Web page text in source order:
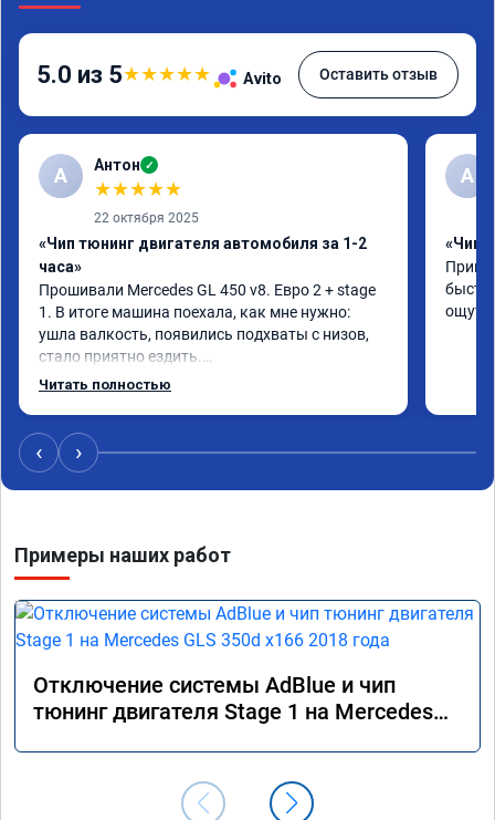
5.0 из 5★★★★★ Avito Оставить отзыв
А Антон ✓
★★★★★
22 октября 2025
«Чип тюнинг двигателя автомобиля за 1-2
часа»
Прошивали Mercedes GL 450 v8. Евро 2 + stage
1. В итоге машина поехала, как мне нужно:
ушла валкость, появились подхваты с низов,
стало приятно ездить.
Одни из лучших трат, в авто! 🔥
Читать полностью
A
«Чип
‹ ›
Примеры наших работ
Отключение системы AdBlue и чип
тюнинг двигателя Stage 1 на Mercedes